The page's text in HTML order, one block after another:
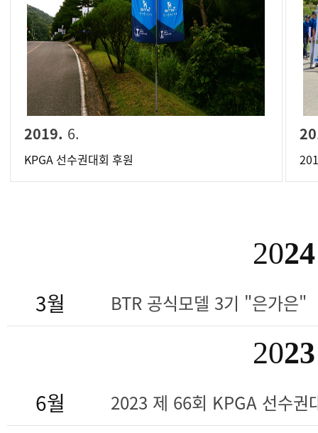
2019. 6.
KPGA 선수권대회 후원
2024
3월 BTR 공식모델 3기 "은가은"
2023
6월 2023 제 66회 KPGA 선수